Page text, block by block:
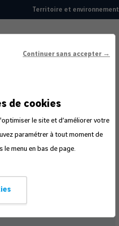
Continuer sans accepter →
de cookies
le site et d’améliorer votre
paramétrer à tout moment de
menu en bas de page.
Territoire et environnement